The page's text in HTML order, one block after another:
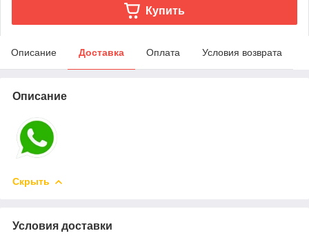
Купить
Описание Доставка Оплата Условия возврата
Описание
Скрыть
Условия доставки